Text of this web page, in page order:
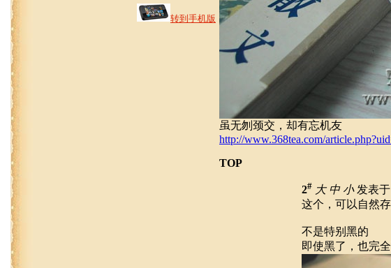
转到手机版
虽无刎颈交，却有忘机友
http://www.368tea.com/
TOP
2# 大 中 小发表于
这个，可以自然
不是特别黑的
即使黑了，也完